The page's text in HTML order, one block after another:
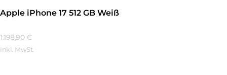
Apple iPhone 17 512 GB Weiß
1.198,90 €
inkl. MwSt.